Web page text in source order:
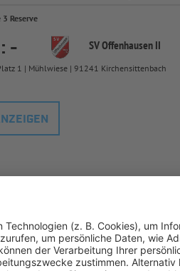
3 Reserve
: - SV Offenhausen II
1 | Mühlwiese | 91241 Kirchensittenbach